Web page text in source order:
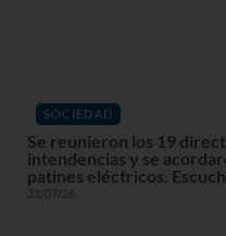
SOCIEDAD
Se reunieron los 19
intendencias y se
patines eléctricos.
31/07/26